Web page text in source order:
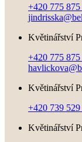
+420 775 875
Květinářství
+420 775 875
Květinářství
+420 739 529
Květinářství